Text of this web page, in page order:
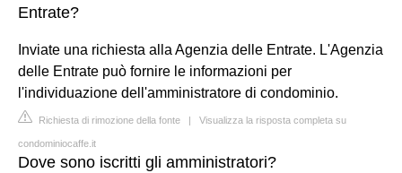
Entrate?
Inviate una richiesta alla Agenzia delle Entrate. L'Agenzia
delle Entrate può fornire le informazioni per
l'individuazione dell'amministratore di condominio.
Richiesta di rimozione della fonte | Visualizza la risposta completa su
condominiocaffe.it
Dove sono iscritti gli amministratori?